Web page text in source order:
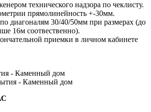
технического надзора по чеклисту.
прямолинейность +-30мм.
диагоналям 30/40/50мм при размерах (до
16м соотвественно).
приемки в личном кабинете
- Каменный дом